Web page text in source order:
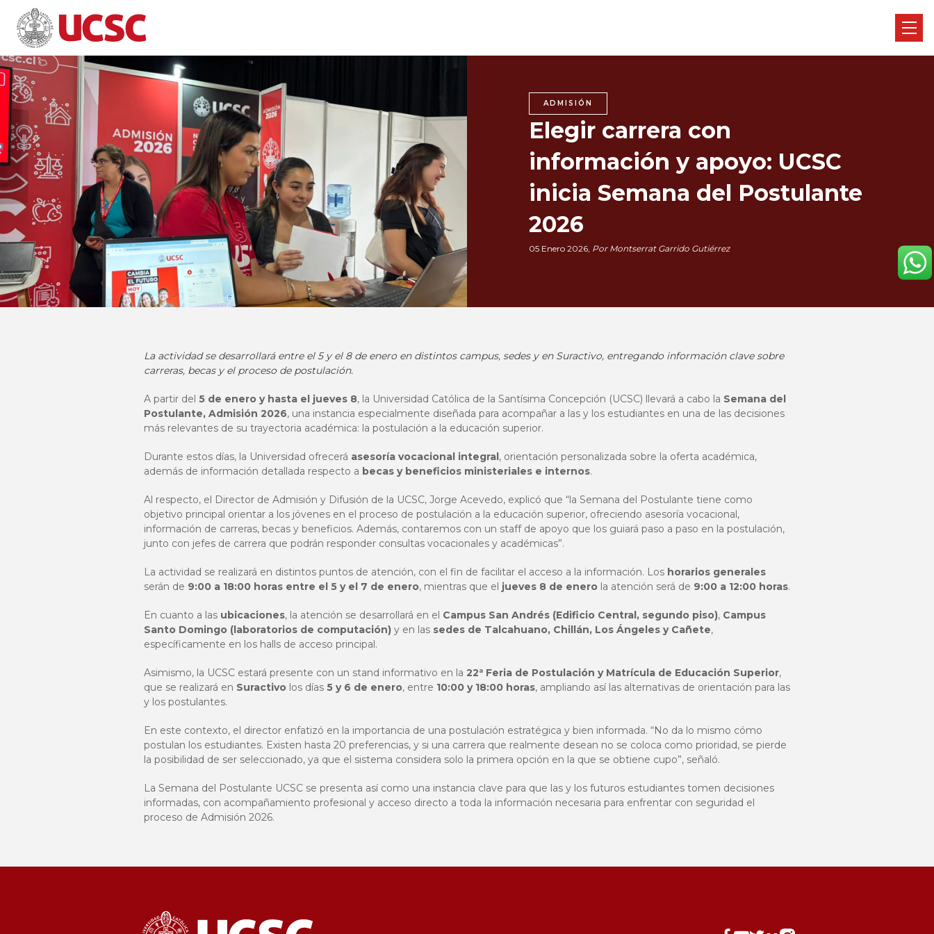
ADMISIÓN
Elegir carrera con
información y apoyo: UCSC
inicia Semana del Postulante
2026
05 Enero 2026, Por Montserrat Garrido Gutiérrez
La actividad se desarrollará entre el 5 y el 8 de enero en distintos campus, sedes y en Suractivo, entregando información clave sobre
carreras, becas y el proceso de postulación.
A partir del 5 de enero y hasta el jueves 8, la Universidad Católica de la Santísima Concepción (UCSC) llevará a cabo la Semana del
Postulante, Admisión 2026, una instancia especialmente diseñada para acompañar a las y los estudiantes en una de las decisiones
más relevantes de su trayectoria académica: la postulación a la educación superior.
Durante estos días, la Universidad ofrecerá asesoría vocacional integral, orientación personalizada sobre la oferta académica,
además de información detallada respecto a becas y beneficios ministeriales e internos.
Al respecto, el Director de Admisión y Difusión de la UCSC, Jorge Acevedo, explicó que “la Semana del Postulante tiene como
objetivo principal orientar a los jóvenes en el proceso de postulación a la educación superior, ofreciendo asesoría vocacional,
información de carreras, becas y beneficios. Además, contaremos con un staff de apoyo que los guiará paso a paso en la postulación,
junto con jefes de carrera que podrán responder consultas vocacionales y académicas”.
La actividad se realizará en distintos puntos de atención, con el fin de facilitar el acceso a la información. Los horarios generales
serán de 9:00 a 18:00 horas entre el 5 y el 7 de enero, mientras que el jueves 8 de enero la atención será de 9:00 a 12:00 horas.
En cuanto a las ubicaciones, la atención se desarrollará en el Campus San Andrés (Edificio Central, segundo piso), Campus
Santo Domingo (laboratorios de computación) y en las sedes de Talcahuano, Chillán, Los Ángeles y Cañete,
específicamente en los halls de acceso principal.
Asimismo, la UCSC estará presente con un stand informativo en la 22ª Feria de Postulación y Matrícula de Educación Superior,
que se realizará en Suractivo los días 5 y 6 de enero, entre 10:00 y 18:00 horas, ampliando así las alternativas de orientación para las
y los postulantes.
En este contexto, el director enfatizó en la importancia de una postulación estratégica y bien informada. “No da lo mismo cómo
postulan los estudiantes. Existen hasta 20 preferencias, y si una carrera que realmente desean no se coloca como prioridad, se pierde
la posibilidad de ser seleccionado, ya que el sistema considera solo la primera opción en la que se obtiene cupo”, señaló.
La Semana del Postulante UCSC se presenta así como una instancia clave para que las y los futuros estudiantes tomen decisiones
informadas, con acompañamiento profesional y acceso directo a toda la información necesaria para enfrentar con seguridad el
proceso de Admisión 2026.